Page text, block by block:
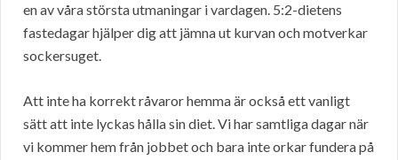
en av våra största utmaningar i vardagen. 5:2-dietens
fastedagar hjälper dig att jämna ut kurvan och motverkar
sockersuget.
Att inte ha korrekt råvaror hemma är också ett vanligt
sätt att inte lyckas hålla sin diet. Vi har samtliga dagar när
vi kommer hem från jobbet och bara inte orkar fundera på